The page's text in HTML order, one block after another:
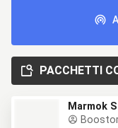
PACCHETTI
Marmok